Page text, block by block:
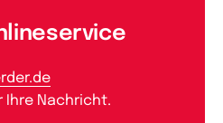
Ihre Nachricht.